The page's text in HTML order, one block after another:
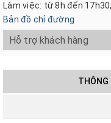
Làm việc: từ 8h đến
Bản đồ chỉ đường
Hỗ trợ khách hàng
THÔNG